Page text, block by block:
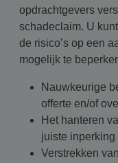
opdrachtgevers
schadeclaim. U
de risico’s op een
mogelijk te
Nauwkeurige
offerte en/of
Het hanteren
juiste
Verstrekken